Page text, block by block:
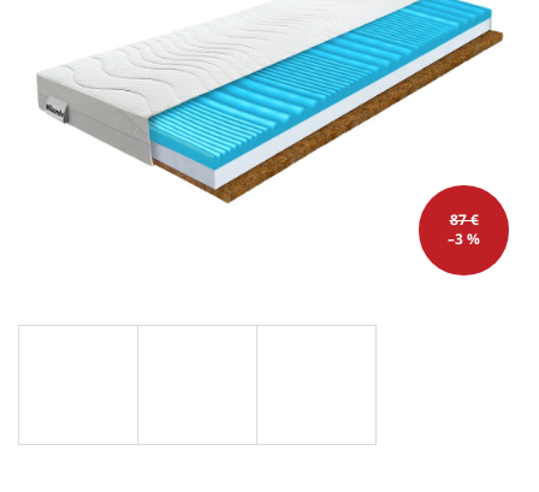
87 €
–3 %